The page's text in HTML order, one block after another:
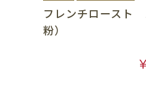
フレンチロースト
粉）